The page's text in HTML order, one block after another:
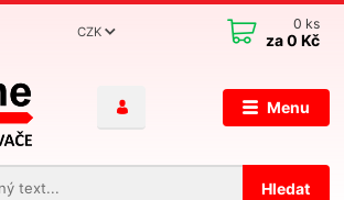
Menu
CZK
Hledat
0 ks
za0 Kč